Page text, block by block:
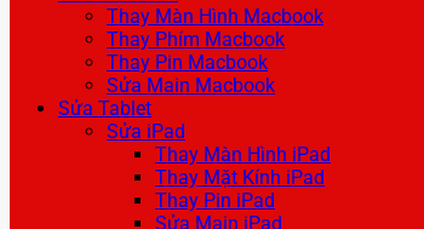
Thay Màn Hình Macbook
Thay Phím Macbook
Thay Pin Macbook
Sửa Main Macbook
Sửa Tablet
Sửa iPad
Thay Màn Hình iPad
Thay Mặt Kính iPad
Thay Pin iPad
Sửa Main iPad